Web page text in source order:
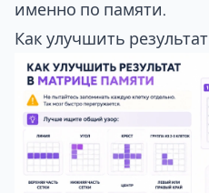
именно по памяти.
Как улучшить результат